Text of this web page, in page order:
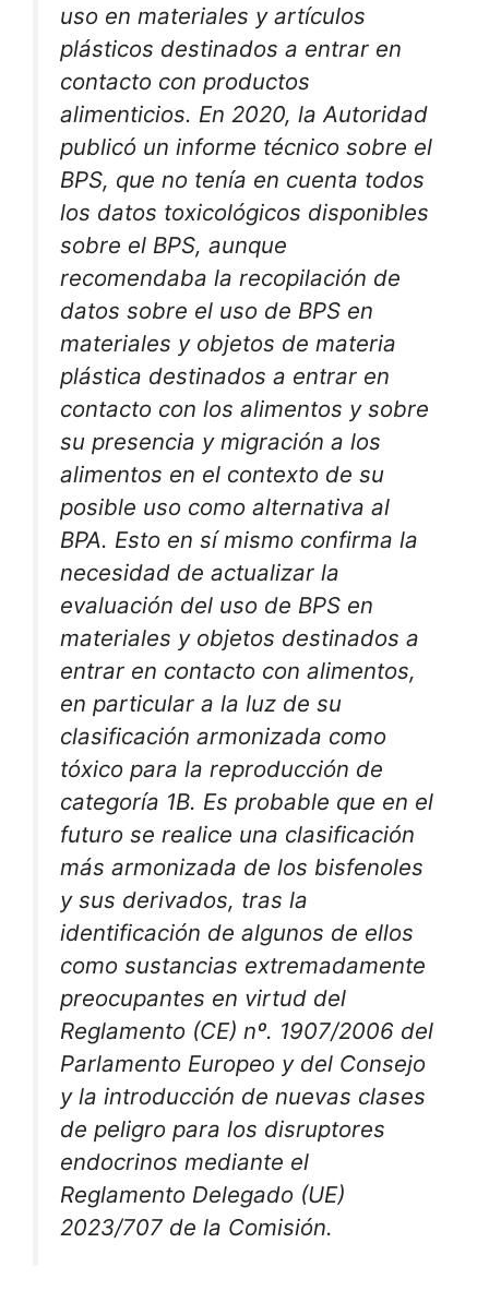
uso en materiales y artículos
plásticos destinados a entrar en
contacto con productos
alimenticios. En 2020, la Autoridad
publicó un informe técnico sobre el
BPS, que no tenía en cuenta todos
los datos toxicológicos disponibles
sobre el BPS, aunque
recomendaba la recopilación de
datos sobre el uso de BPS en
materiales y objetos de materia
plástica destinados a entrar en
contacto con los alimentos y sobre
su presencia y migración a los
alimentos en el contexto de su
posible uso como alternativa al
BPA. Esto en sí mismo confirma la
necesidad de actualizar la
evaluación del uso de BPS en
materiales y objetos destinados a
entrar en contacto con alimentos,
en particular a la luz de su
clasificación armonizada como
tóxico para la reproducción de
categoría 1B. Es probable que en el
futuro se realice una clasificación
más armonizada de los bisfenoles
y sus derivados, tras la
identificación de algunos de ellos
como sustancias extremadamente
preocupantes en virtud del
Reglamento (CE) nº. 1907/2006 del
Parlamento Europeo y del Consejo
y la introducción de nuevas clases
de peligro para los disruptores
endocrinos mediante el
Reglamento Delegado (UE)
2023/707 de la Comisión.